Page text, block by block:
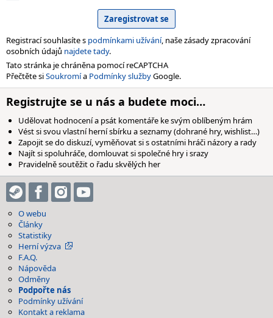
Registrací souhlasíte s podmínkami užívání, naše zásady zpracování
osobních údajů najdete tady.
Tato stránka je chráněna pomocí reCAPTCHA
Přečtěte siSoukromía Podmínky službyGoogle.
Registrujte se u nás a budete moci…
Udělovat hodnocení a psát komentáře ke svým oblíbeným hrám
Vést si svou vlastní herní sbírku a seznamy (dohrané hry, wishlist…)
Zapojit se do diskuzí, vyměňovat si s ostatními hráči názory a rady
Najít si spoluhráče, domlouvat si společné hry i srazy
Pravidelně soutěžit o řadu skvělých her
O webu
Články
Statistiky
Herní výzva
F.A.Q.
Nápověda
Odměny
Podpořte nás
Podmínky užívání
Kontakt a reklama